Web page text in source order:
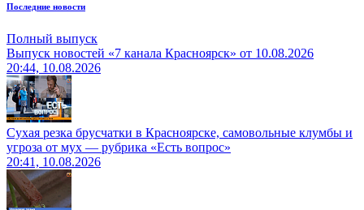
Последние новости
Полный выпуск
Выпуск новостей «7 канала Красноярск» от 10.08.2026
20:44, 10.08.2026
Сухая резка брусчатки в Красноярске, самовольные клумбы и
угроза от мух — рубрика «Есть вопрос»
20:41, 10.08.2026